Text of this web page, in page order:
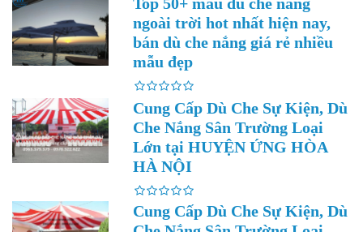
ngoài trời hot nhất hiện nay,
bán dù che nắng giá rẻ nhiều
mẫu đẹp
Cung Cấp Dù Che Sự Kiện, Dù
Che Nắng Sân Trường Loại
Lớn tại HUYỆN ỨNG HÒA
HÀ NỘI
Cung Cấp Dù Che Sự Kiện, Dù